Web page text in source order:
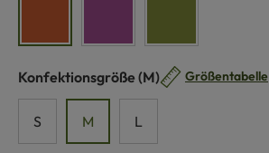
Konfektionsgröße auswählen
(M) Größentabelle
S M L